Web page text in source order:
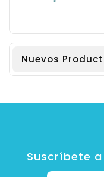
Nuevos
Suscríbete